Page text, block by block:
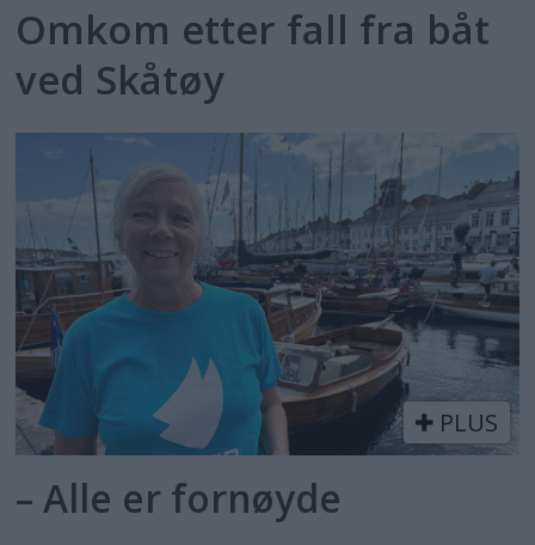
Omkom etter fall fra båt
ved Skåtøy
PLUS
– Alle er fornøyde